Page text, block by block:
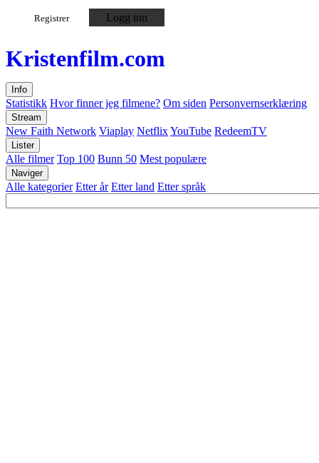
Registrer Logg inn
Kristenfilm.com
Info
Statistikk Hvor finner jeg filmene? Om siden Personvernserklæring
Stream
New Faith Network Viaplay NetflixYouTube RedeemTV
Lister
Alle filmer Top 100 Bunn 50 Mest populære
Naviger
Alle kategorier Etter år Etter land Etter språk